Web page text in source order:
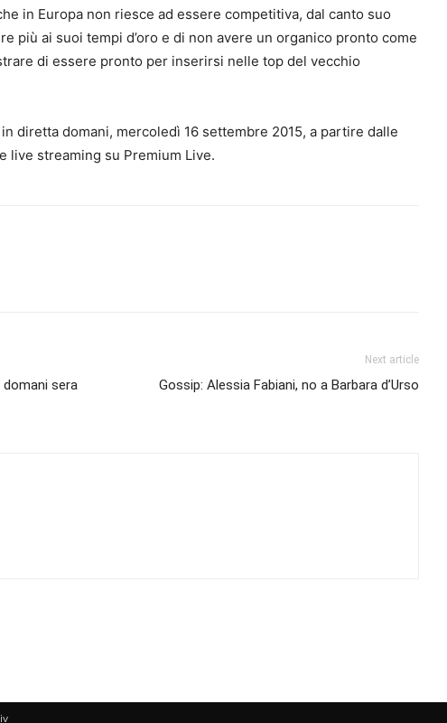
in Europa non riesce ad essere competitiva, dal canto suo
più ai suoi tempi d’oro e di non avere un organico pronto come
di essere pronto per inserirsi nelle top del vecchio
in diretta domani, mercoledì 16 settembre 2015, a partire dalle
live streaming su Premium Live.
domani sera
Next article
Gossip: Alessia Fabiani, no a Barbara d’Urso